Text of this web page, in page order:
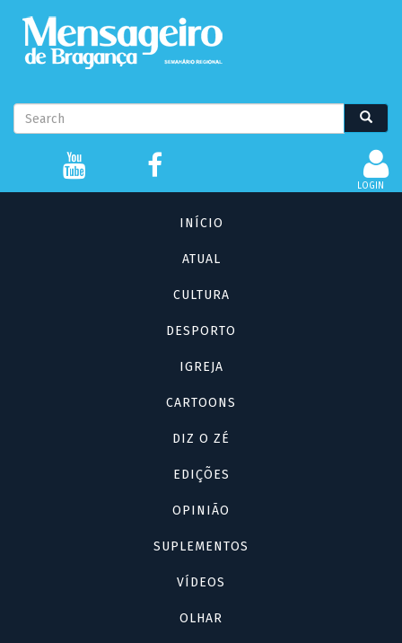
para
conteúdo
Formulário
pesquisa
Search Search
LOGIN
INÍCIO
ATUAL
CULTURA
DESPORTO
IGREJA
CARTOONS
DIZ O ZÉ
EDIÇÕES
OPINIÃO
SUPLEMENTOS
VÍDEOS
OLHAR